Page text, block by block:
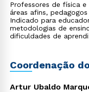
Professores de física
áreas afins,
Indicado para
metodologias de
dificuldades de
Coordenação
Artur Ubaldo